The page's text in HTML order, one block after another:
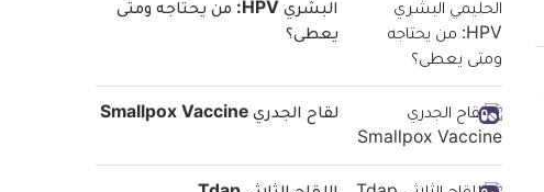
البشري HPV: من يحتاجه ومتى
يعطى؟
لقاح الجدري Smallpox Vaccine